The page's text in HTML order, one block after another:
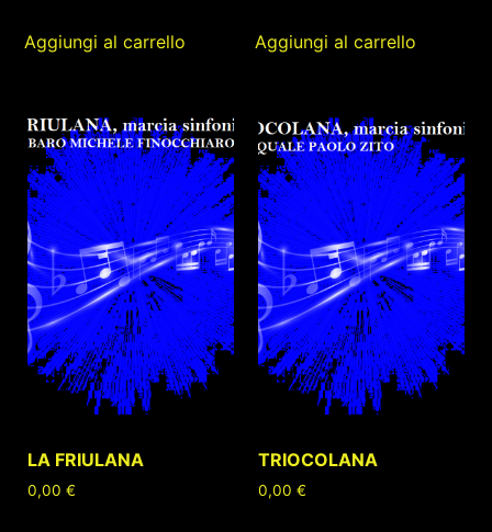
Aggiungi al carrello Aggiungi al carrello
LA FRIULANA
0,00€
TRIOCOLANA
0,00€